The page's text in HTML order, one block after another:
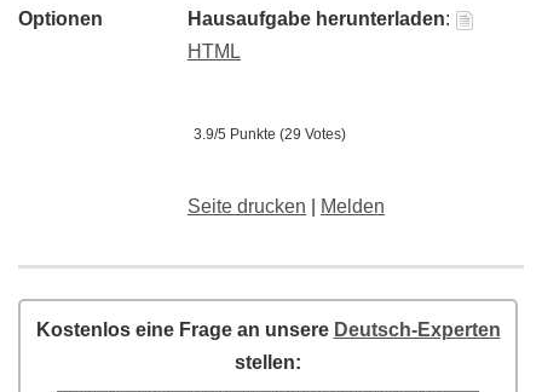
Optionen Hausaufgabe herunterladen:
HTML
3.9/5 Punkte (29 Votes)
Seite drucken Melden
Kostenlos eine Frage an unsere Deutsch-Experten
stellen: